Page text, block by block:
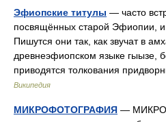
Эфиопские титулы — часто
посвящённых старой Эфиопии, и
Пишутся они так, как звучат в
древнеэфиопском языке гыызе,
приводятся толкования
Википедия
МИКРОФОТОГРАФИЯ —